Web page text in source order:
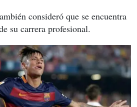
consideró que se encuentra
su carrera profesional.